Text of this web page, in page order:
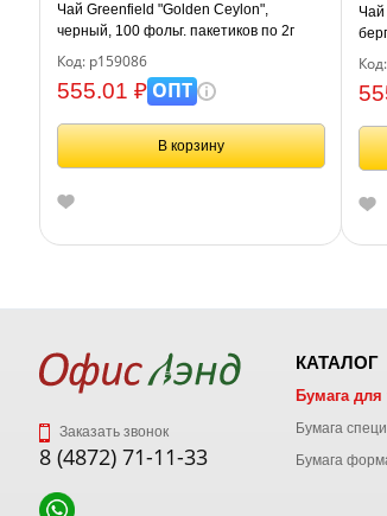
Чай Greenfield "Golden Ceylon",
черный, 100 фольг. пакетиков по 2г
Код: р159086
555.01 ₽ОПТ
В корзину
Чай
Заказать звонок
8 (4872) 71-11-33
КАТАЛОГ
Бумага для
Бумага
Бумага